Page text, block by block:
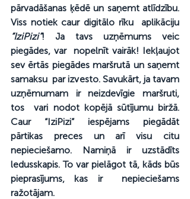
pārvadāšanas ķēdē un saņemt atlīdzību.
“IziPizi”! Ja tavs uzņēmums veic
piegādes, var  nopelnīt vairāk! Iekļaujot
sev ērtās piegādes maršrutā un saņemt
samaksu  par izvesto. Savukārt, ja tavam
uzņēmumam ir neizdevīgie maršruti,
tos  vari nodot kopējā sūtījumu biržā.
Caur “IziPizi” iespējams piegādāt
pārtikas preces un arī visu citu
nepieciešamo. Namiņā ir uzstādīts
ledusskapis. To var pielāgot tā, kāds būs
pieprasījums, kas ir  nepieciešams
ražotājam.